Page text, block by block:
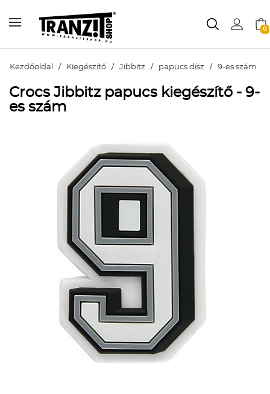
0
Kezdőoldal / Kiegészítő / Jibbitz / papucs dísz / 9-es szám
Crocs Jibbitz papucs kiegészítő - 9-
es szám